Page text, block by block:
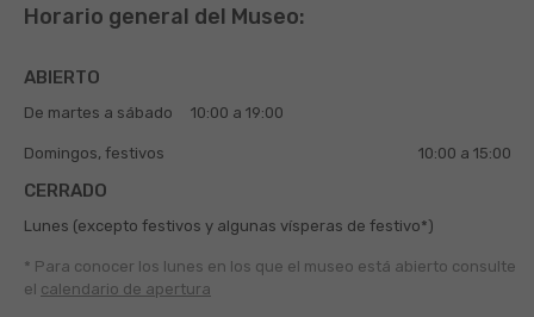
Horario general del Museo:
ABIERTO
De martes a sábado 10:00 a 19:00
Domingos, festivos 10:00 a 15:00
CERRADO
Lunes (excepto festivos y algunas vísperas de festivo*)
* Para conocer los lunes en los que el museo está abierto consulte
el calendario de apertura